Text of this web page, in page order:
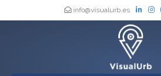
info@visualurb.es